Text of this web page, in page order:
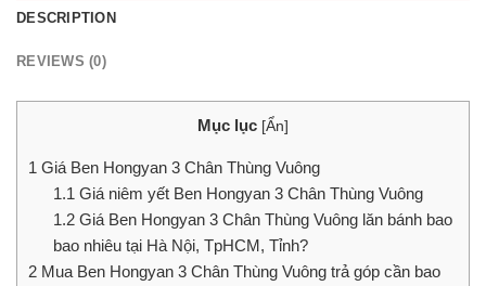
DESCRIPTION
REVIEWS (0)
Mục lục [Ẩn]
1 Giá Ben Hongyan 3 Chân Thùng Vuông
1.1 Giá niêm yết Ben Hongyan 3 Chân Thùng Vuông
1.2Giá Ben Hongyan 3 Chân Thùng Vuông lăn bánh bao
bao nhiêu tại Hà Nội, TpHCM, Tỉnh?
2 Mua Ben Hongyan 3 Chân Thùng Vuông trả góp cần bao